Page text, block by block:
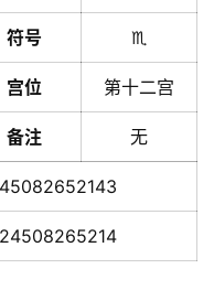
符号 ♏️
宫位 第十二宫
备注 无